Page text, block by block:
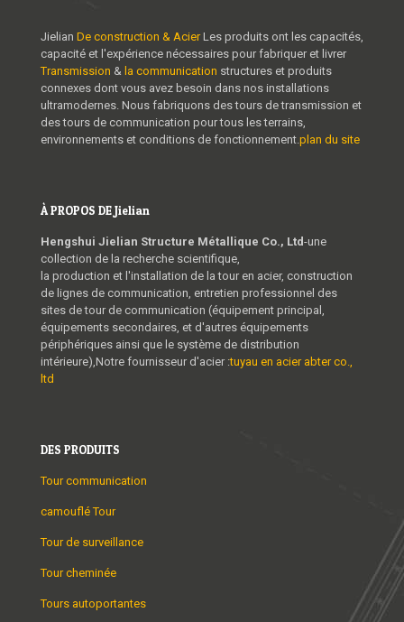
Jielian De construction & AcierLes produits ont les capacités,
capacité et l'expérience nécessaires pour fabriquer et livrer
Transmission & la communication structures et produits
connexes dont vous avez besoin dans nos installations
ultramodernes. Nous fabriquons des tours de transmission et
des tours de communication pour tous les terrains,
environnements et conditions de fonctionnement.plan du site
À PROPOS DE Jielian
Hengshui Jielian Structure Métallique Co., Ltd-une
collection de la recherche scientifique,
la production et l'installation de la tour en acier, construction
de lignes de communication, entretien professionnel des
sites de tour de communication (équipement principal,
équipements secondaires, et d'autres équipements
périphériques ainsi que le système de distribution
intérieure),Notre fournisseur d'acier :tuyau en acier abter co.,
ltd
DES PRODUITS
Tour communication
camouflé Tour
Tour de surveillance
Tour cheminée
Tours autoportantes